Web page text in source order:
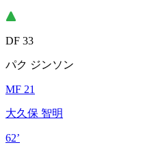
DF 33
パク ジンソン
MF 21
大久保 智明
62’